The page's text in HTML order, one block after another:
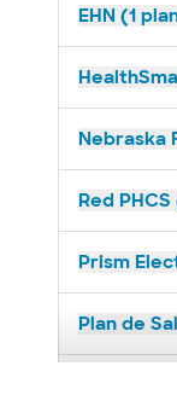
EHN (1
Nebraska
Red
Prism
Plan de